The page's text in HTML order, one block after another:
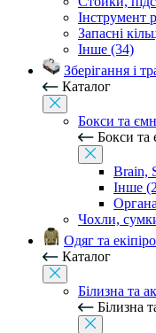
Інструмент
Запасні
Інше (34)
Зберігання і
Каталог
Бокси та
Бокси та
Brain,
Інше
Чохли,
Одяг та
Каталог
Білизна та
Білизна